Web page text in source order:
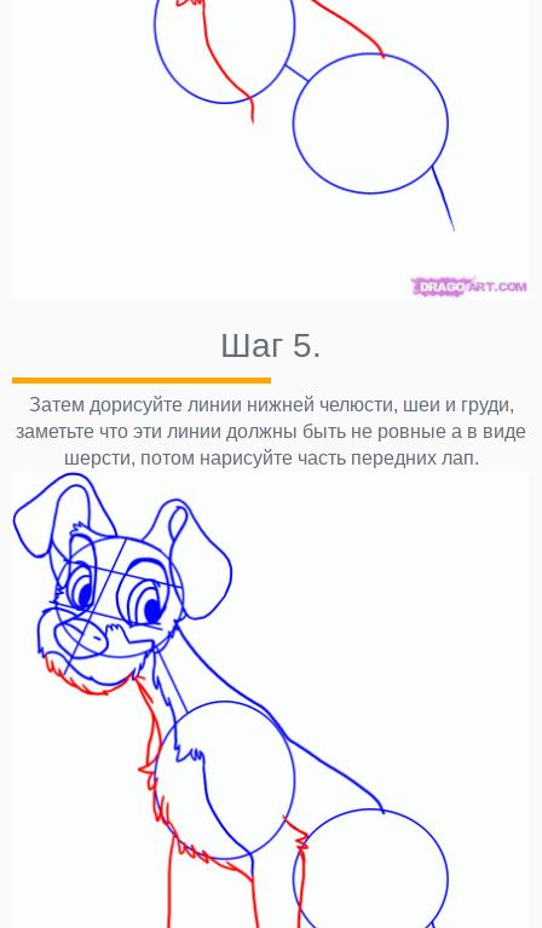
Шаг 5.
Затем дорисуйте линии нижней челюсти, шеи и груди,
заметьте что эти линии должны быть не ровные а в виде
шерсти, потом нарисуйте часть передних лап.